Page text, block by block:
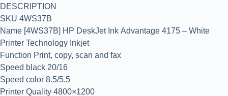
DESCRIPTION
SKU 4WS37B
Name [4WS37B] HP DeskJet Ink Advantage 4175 – White
Printer Technology Inkjet
Function Print, copy, scan and fax
Speed black 20/16
Speed color 8.5/5.5
Printer Quality 4800×1200